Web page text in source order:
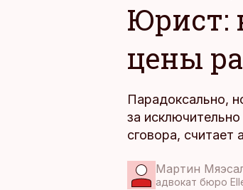
Юрист:
цены
Парадоксально,
за
сговора,
Мартин
адвокат бюро